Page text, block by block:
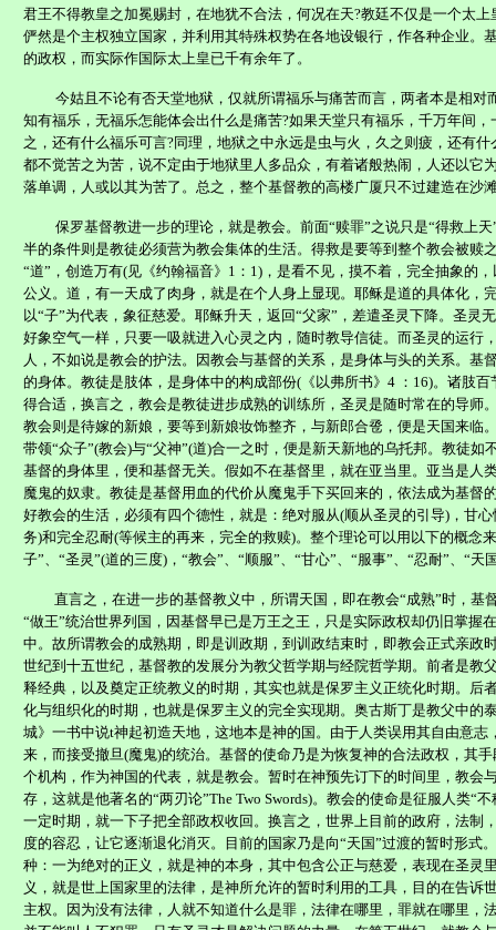
君王不得教皇之加冕赐封，在地犹不合法，何况在天?教廷不仅是一个太上
俨然是个主权独立国家，并利用其特殊权势在各地设银行，作各种企业。
的政权，而实际作国际太上皇已千有余年了。
今姑且不论有否天堂地狱，仅就所谓福乐与痛苦而言，两者本是相对
知有福乐，无福乐怎能体会出什么是痛苦?如果天堂只有福乐，千万年间，
之，还有什么福乐可言?同理，地狱之中永远是虫与火，久之则疲 ，还有
都不觉苦之为苦，说不定由于地狱里人多品众，有着诸般热闹，人还以它
落单调，人或以其为苦了。总之，整个基督教的高楼广厦只不过建造在沙
保罗基督教进一步的理论，就是教会。前面“赎罪”之说只是“得救上
半的条件则是教徒必须营为教会集体的生活。得救是要等到整个教会被赎
“道”，创造万有(见《约翰福音》 1 ： 1) ，是看不见，摸不着，完全抽象的
公义。道，有一天成了肉身，就是在个人身上显现。耶稣是道的具体化，
以“子”为代表，象征慈爱。耶稣升天，返回“父家”，差遣圣灵下降。圣灵
好象空气一样，只要一吸就进入心灵之内，随时教导信徒。而圣灵的运行
人，不如说是教会的护法。因教会与基督的关系，是身体与头的关系。基
的身体。教徒是肢体，是身体中的构成部份( 《以弗所书》 4 ： 16)。诸肢百
得合适，换言之，教会是教徒进步成熟的训练所，圣灵是随时常在的导师
教会则是待嫁的新娘，要等到新娘妆饰整齐，与新郎合卺，便是天国来临
带领“众子”(教会)与“父神”(道)合一之时，便是新天新地的乌托邦。教徒如
基督的身体里，便和基督无关。假如不在基督里，就在亚当里。亚当是人
魔鬼的奴隶。教徒是基督用血的代价从魔鬼手下买回来的，依法成为基督
好教会的生活，必须有四个德性，就是：绝对服从(顺从圣灵的引导) ，甘
务)和完全忍耐(等候主的再来，完全的救赎)。整个理论可以用以下的概念
子”、“圣灵”(道的三度) ，“教会”、“顺服”、“甘心”、“服事”、“忍耐”、“天
直言之，在进一步的基督教义中，所谓天国，即在教会“成熟”时，基
“做王”统治世界列国，因基督早已是万王之王，只是实际政权却仍旧掌握
中。故所谓教会的成熟期，即是训政期，到训政结束时，即教会正式亲政
世纪到十五世纪，基督教的发展分为教父哲学期与经院哲学期。前者是教
释经典，以及奠定正统教义的时期，其实也就是保罗主义正统化时期。后
化与组织化的时期，也就是保罗主义的完全实现期。奥古斯丁是教父中的
城》一书中说t神起初造天地，这地本是神的国。由于人类误用其自由意志
来，而接受撤旦 (魔鬼)的统治。基督的使命乃是为恢复神的合法政权，其
个机构，作为神国的代表，就是教会。暂时在神预先订下的时间里，教会
存，这就是他著名的“两刃论”The Two Swords)。教会的使命是征服人类“
一定时期，就一下子把全部政权收回。换言之，世界上目前的政府，法制
度的容忍，让它逐渐退化消灭。目前的国家乃是向“天国”过渡的暂时形式
种：一为绝对的正义，就是神的本身，其中包含公正与慈爱，表现在圣灵
义，就是世上国家里的法律，是神所允许的暂时利用的工具，目的在告诉
主权。因为没有法律，人就不知道什么是罪，法律在哪里，罪就在哪里，